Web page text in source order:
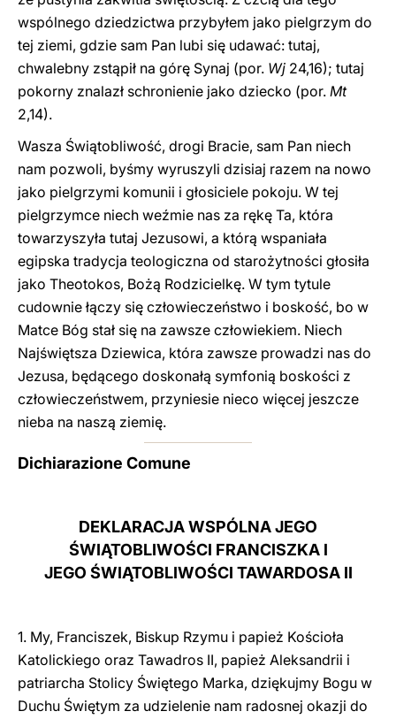
wspólnego dziedzictwa przybyłem jako pielgrzym do
tej ziemi, gdzie sam Pan lubi się udawać: tutaj,
chwalebny zstąpił na górę Synaj (por. Wj 24,16); tutaj
pokorny znalazł schronienie jako dziecko (por. Mt
2,14).
Wasza Świątobliwość, drogi Bracie, sam Pan niech
nam pozwoli, byśmy wyruszyli dzisiaj razem na nowo
jako pielgrzymi komunii i głosiciele pokoju. W tej
pielgrzymce niech weźmie nas za rękę Ta, która
towarzyszyła tutaj Jezusowi, a którą wspaniała
egipska tradycja teologiczna od starożytności głosiła
jako Theotokos, Bożą Rodzicielkę. W tym tytule
cudownie łączy się człowieczeństwo i boskość, bo w
Matce Bóg stał się na zawsze człowiekiem. Niech
Najświętsza Dziewica, która zawsze prowadzi nas do
Jezusa, będącego doskonałą symfonią boskości z
człowieczeństwem, przyniesie nieco więcej jeszcze
nieba na naszą ziemię.
Dichiarazione Comune
DEKLARACJA WSPÓLNA JEGO
ŚWIĄTOBLIWOŚCI FRANCISZKA I
JEGO ŚWIĄTOBLIWOŚCI TAWARDOSA II
1. My, Franciszek, Biskup Rzymu i papież Kościoła
Katolickiego oraz Tawadros II, papież Aleksandrii i
patriarcha Stolicy Świętego Marka, dziękujmy Bogu w
Duchu Świętym za udzielenie nam radosnej okazji do